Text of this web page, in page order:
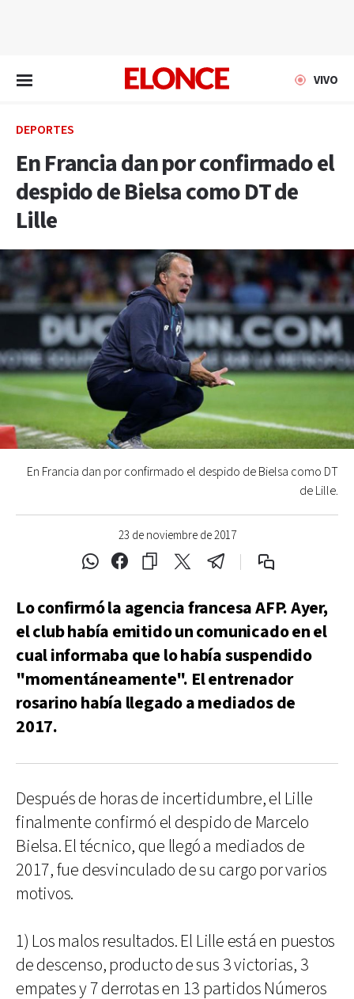
VIVO
DEPORTES
En Francia dan por confirmado el
despido de Bielsa como DT de
Lille
23 de noviembre de 2017
En Francia dan por confirmado el despido de Bielsa como DT
de Lille.
Lo confirmó la agencia francesa AFP. Ayer,
el club había emitido un comunicado en el
cual informaba que lo había suspendido
"momentáneamente". El entrenador
rosarino había llegado a mediados de
2017.
Después de horas de incertidumbre, el Lille
finalmente confirmó el despido de Marcelo
Bielsa. El técnico, que llegó a mediados de
2017, fue desvinculado de su cargo por varios
motivos.
1) Los malos resultados. El Lille está en puestos
de descenso, producto de sus 3 victorias, 3
empates y 7 derrotas en 13 partidos Números